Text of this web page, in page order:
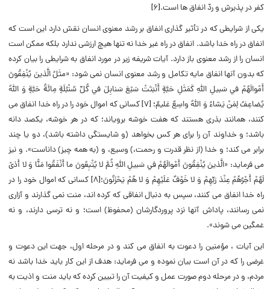
كفر در پذيرش و ردّ انفاق ‏ها است.[6]
یکی از شرایطی که در تأثیر گذاری انفاق بر رشد معنوی انسان نقش دارد این است که
انفاق در راه خدا باشد. انفاق در راه غیر خدا نه تنها هیچ ارزشی ندارد بلکه ممکن است
انسان را از رشد معنوی باز دارد. آیات شریفه زیر در مورد انفاق به شرایطی را بیان کرده
که بدون آنها انفاق مایه تکامل و رشد معنوی انسان نمی شود: «مثَلُ الَّذينَ يُنْفِقُونَ
أَمْوالَهُمْ في‏ سَبيلِ‏ اللَّهِ‏ كَمَثَلِ حَبَّةٍ أَنْبَتَتْ سَبْعَ سَنابِلَ في‏ كُلِّ سُنْبُلَةٍ مِائَةُ حَبَّةٍ وَ اللَّهُ
يُضاعِفُ لِمَنْ يَشاءُ وَ اللَّهُ واسِعٌ عَليمٌ؛ [7] كسانى كه اموال خود را در راه خدا انفاق مى‏
كنند، همانند بذرى هستند كه هفت خوشه بروياند؛ كه در هر خوشه، يكصد دانه
باشد؛ و خداوند آن را براى هر كس بخواهد (و شايستگى داشته باشد)، دو يا چند
برابر مى‏ كند؛ و خدا (از نظر قدرت و رحمت،) وسيع، و (به همه چيز) داناست». و نیز
می فرماید: «الَّذينَ يُنْفِقُونَ أَمْوالَهُمْ في‏ سَبيلِ‏ اللَّهِ‏ ثُمَّ لا يُتْبِعُونَ ما أَنْفَقُوا مَنًّا وَ لا أَذىً
لَهُمْ أَجْرُهُمْ عِنْدَ رَبِّهِمْ وَ لا خَوْفٌ عَلَيْهِمْ وَ لا هُمْ يَحْزَنُونَ؛[8] كسانى كه اموال خود را در
راه خدا انفاق مى ‏كنند، سپس به دنبال انفاقى كه كرده اند، منت نمى‏ گذارند و آزارى
نمى‏ رسانند، پاداش آنها نزد پروردگارشان (محفوظ) است؛ و نه ترسى دارند، و نه
غمگين مى ‏شوند».
این آيات ، مؤمنین را دعوت به انفاق مى ‏كند و در مرحله اول، جهت اين دعوت و
غرضى را كه در آن است بيان نموده و مى ‏فرمايد: هدف از اين كار بايد خدا باشد نه
مردم، و در مرحله دوم صورت عمل و كيفيت آن را تبيين كرده كه بايد منت و اذيت به